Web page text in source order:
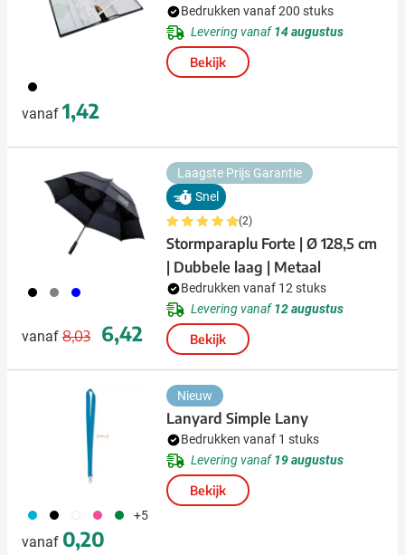
001
vanaf 1,42
Bedrukken vanaf 200 stuks
Levering vanaf14 augustus
Bekijk
001 003 005
vanaf
Normale prijs
8,03
Speciale prijs
6,42
Laagste Prijs Garantie
Snel
(2)
Stormparaplu Forte | Ø 128,5 cm
| Dubbele laag | Metaal
Bedrukken vanaf 12 stuks
Levering vanaf12 augustus
Bekijk
033 001 002 046 004 +5
vanaf 0,20
Nieuw
Lanyard Simple Lany
Bedrukken vanaf 1 stuks
Levering vanaf19 augustus
Bekijk